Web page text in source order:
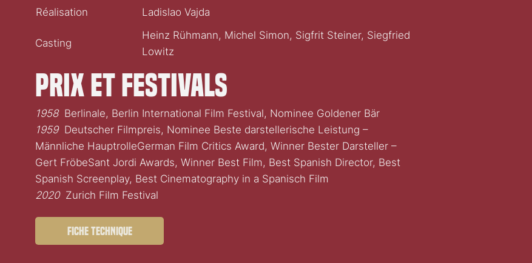
Réalisation
Ladislao Vajda
Casting
Heinz Rühmann, Michel Simon, Sigfrit Steiner, Siegfried
Lowitz
Prix et festivals
1958 Berlinale, Berlin International Film Festival, Nominee Goldener Bär
1959 Deutscher Filmpreis, Nominee Beste darstellerische Leistung –
Männliche HauptrolleGerman Film Critics Award, Winner Bester Darsteller –
Gert FröbeSant Jordi Awards, Winner Best Film, Best Spanish Director, Best
Spanish Screenplay, Best Cinematography in a Spanisch Film
2020 Zurich Film Festival
Fiche technique